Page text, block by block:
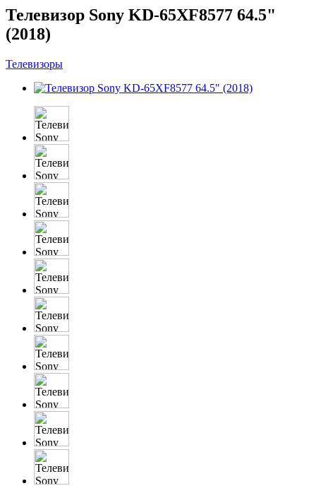
Телевизор Sony KD-65XF8577 64.5"
(2018)
Телевизоры